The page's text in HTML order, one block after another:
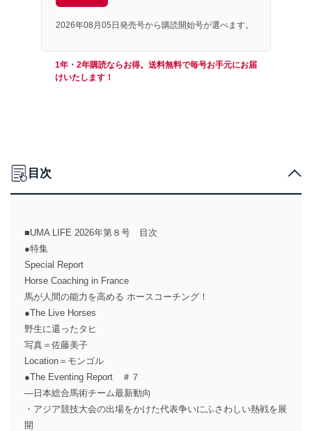
2026年08月05日発売号から購読開始号が選べます。
1年・2年購読ならお得。送料無料で毎号お手元にお届
けいたします！
目次
■UMA LIFE 2026年第８号 目次
●特集
Special Report
Horse Coaching in France
馬が人間の能力を高める ホースコーチング！
●The Live Horses
野生に還ったタヒ
写真＝佐藤美子
Location＝モンゴル
●The Eventing Report ＃７
―日本総合馬術チーム最新動向
・アジア競技大会の出場をかけた代表争いにふさわしい熱戦を展
開